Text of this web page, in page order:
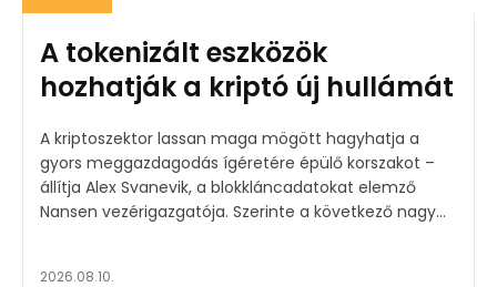
A tokenizált eszközök
hozhatják a kriptó új hullámát
A kriptoszektor lassan maga mögött hagyhatja a
gyors meggazdagodás ígéretére épülő korszakot –
állítja Alex Svanevik, a blokkláncadatokat elemző
Nansen vezérigazgatója. Szerinte a következő nagy...
2026.08.10.